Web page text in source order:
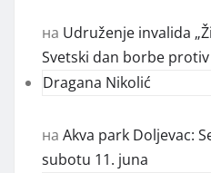
на Udruženje invalida
Svetski dan borbe
Dragana Nikolić
на Akva park Doljevac:
subotu 11. juna